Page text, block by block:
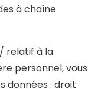
à chaîne
relatif à la
personnel, vous
données : droit